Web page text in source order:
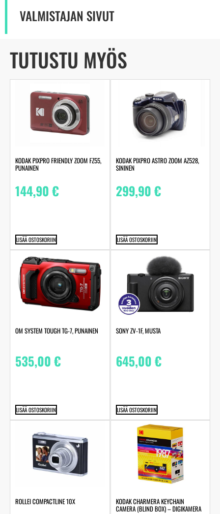
VALMISTAJAN SIVUT
TUTUSTU MYÖS
KODAK PIXPRO FRIENDLY ZOOM FZ55,
PUNAINEN
144,90€
LISÄÄ OSTOSKORIIN
KODAK PIXPRO ASTRO ZOOM AZ528,
SININEN
299,90€
LISÄÄ OSTOSKORIIN
OM SYSTEM TOUGH TG-7, PUNAINEN
535,00€
LISÄÄ OSTOSKORIIN
SONY ZV-1F, MUSTA
645,00€
LISÄÄ OSTOSKORIIN
ROLLEI COMPACTLINE 10X KODAK CHARMERA KEYCHAIN
CAMERA (BLIND BOX) – DIGIKAMERA